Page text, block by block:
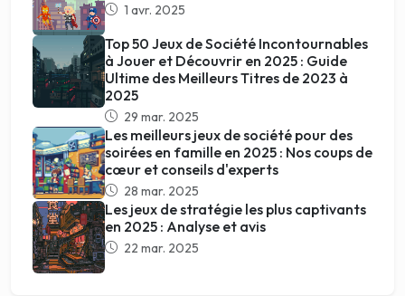
1 avr. 2025
Top 50 Jeux de Société Incontournables
à Jouer et Découvrir en 2025 : Guide
Ultime des Meilleurs Titres de 2023 à
2025
29 mar. 2025
Les meilleurs jeux de société pour des
soirées en famille en 2025 : Nos coups de
cœur et conseils d'experts
28 mar. 2025
Les jeux de stratégie les plus captivants
en 2025 : Analyse et avis
22 mar. 2025